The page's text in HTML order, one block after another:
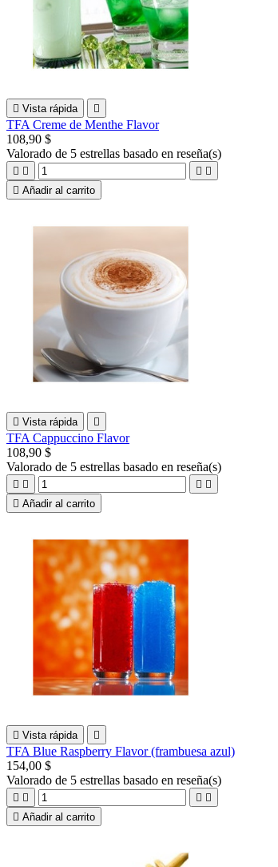
 Vista rápida 
TFA Creme de Menthe Flavor
108,90 $
Valorado de 5 estrellas basado en reseña(s)
   
 Añadir al carrito
 Vista rápida 
TFA Cappuccino Flavor
108,90 $
Valorado de 5 estrellas basado en reseña(s)
   
 Añadir al carrito
 Vista rápida 
TFA Blue Raspberry Flavor (frambuesa azul)
154,00 $
Valorado de 5 estrellas basado en reseña(s)
   
 Añadir al carrito